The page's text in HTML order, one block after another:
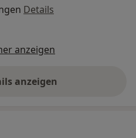
Details
anzeigen
anzeigen
über die Adresse